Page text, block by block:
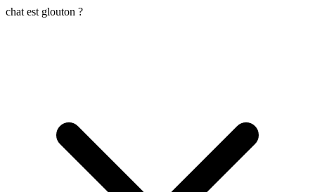
chat est glouton ?